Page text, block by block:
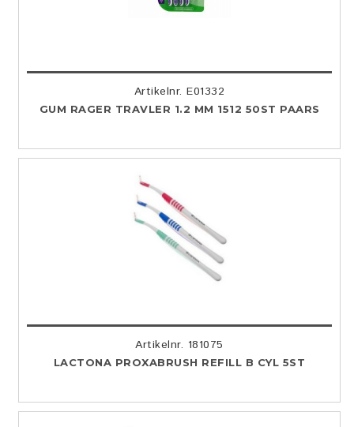
Artikelnr. E01332
GUM RAGER TRAVLER 1.2 MM 1512 50ST PAARS
Artikelnr. 181075
LACTONA PROXABRUSH REFILL B CYL 5ST